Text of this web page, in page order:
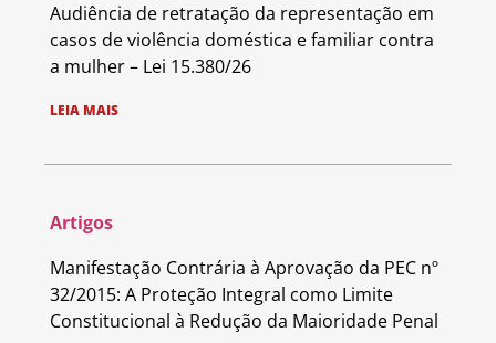
Audiência de retratação da representação em
casos de violência doméstica e familiar contra
a mulher – Lei 15.380/26
LEIA MAIS
Artigos
Manifestação Contrária à Aprovação da PEC nº
32/2015: A Proteção Integral como Limite
Constitucional à Redução da Maioridade Penal